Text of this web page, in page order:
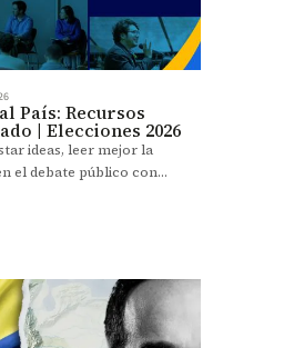
País: Recursos
| Elecciones 2026
ideas, leer mejor la
el debate público con